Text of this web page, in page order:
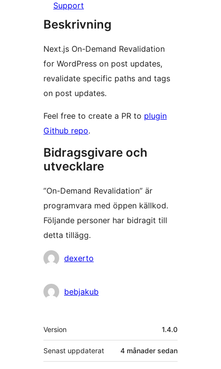
Support
Beskrivning
Next.js On-Demand Revalidation
for WordPress on post updates,
revalidate specific paths and tags
on post updates.
Feel free to create a PR to plugin
Github repo.
Bidragsgivare och
utvecklare
”On-Demand Revalidation” är
programvara med öppen källkod.
Följande personer har bidragit till
detta tillägg.
Bidragande
dexerto
bebjakub
Meta
Version 1.4.0
Senast uppdaterat 4 månader sedan